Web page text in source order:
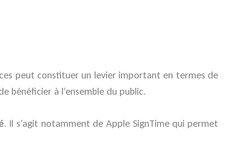
peut constituer un levier important en termes de
bénéficier à l’ensemble du public.
. Il s’agit notamment de Apple SignTime qui permet